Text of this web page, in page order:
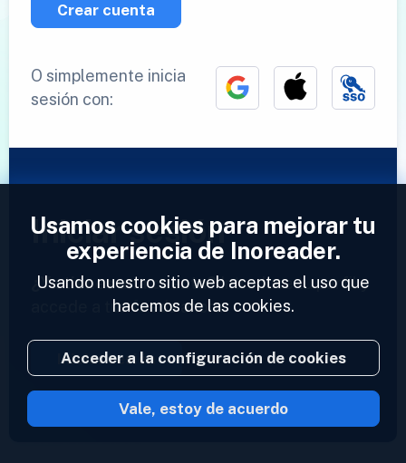
Crear cuenta
O simplemente inicia
sesión con:
Iniciar sesión
¿Ya tienes una cuenta?Introduce tu perfil y
accede a tus feeds ahora.
Iniciar sesión
2023 © Inoreader
Usamos cookies para mejorar tu
experiencia de Inoreader.
Usando nuestro sitio web aceptas el uso que
hacemos de las cookies.
Acceder a la configuración de cookies
Vale, estoy de acuerdo